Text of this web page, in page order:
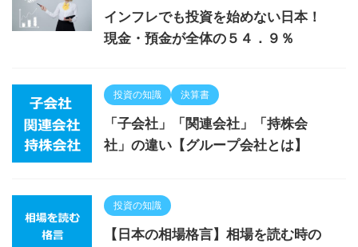
インフレでも投資を始めない日本！
現金・預金が全体の５４．９％
投資の知識 決算書
「子会社」「関連会社」「持株会
社」の違い【グループ会社とは】
投資の知識
【日本の相場格言】相場を読む時の